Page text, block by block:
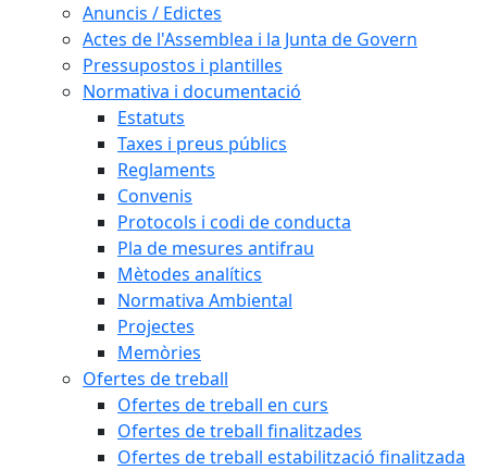
Anuncis / Edictes
Actes de l'Assemblea i la Junta de Govern
Pressupostos i plantilles
Normativa i documentació
Estatuts
Taxes i preus públics
Reglaments
Convenis
Protocols i codi de conducta
Pla de mesures antifrau
Mètodes analítics
Normativa Ambiental
Projectes
Memòries
Ofertes de treball
Ofertes de treball en curs
Ofertes de treball finalitzades
Ofertes de treball estabilització finalitzada